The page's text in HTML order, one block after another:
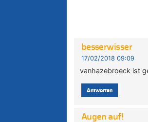
besserwisser
17/02/2018 09:09
vanhazebroeck ist
Antworten
Augen auf!